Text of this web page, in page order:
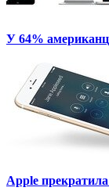
У 64%
Apple